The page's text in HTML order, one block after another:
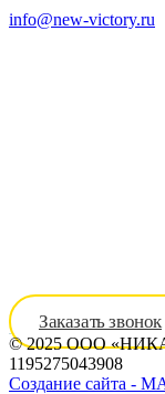
info@new-victory.ru
Заказать звонок
© 2025 ООО
1195275043908
Создание сайта -